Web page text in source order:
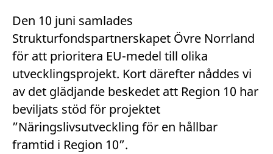
Den 10 juni samlades
Strukturfondspartnerskapet Övre Norrland
för att prioritera EU-medel till olika
utvecklingsprojekt. Kort därefter nåddes vi
av det glädjande beskedet att Region 10 har
beviljats stöd för projektet
”Näringslivsutveckling för en hållbar
framtid i Region 10”.